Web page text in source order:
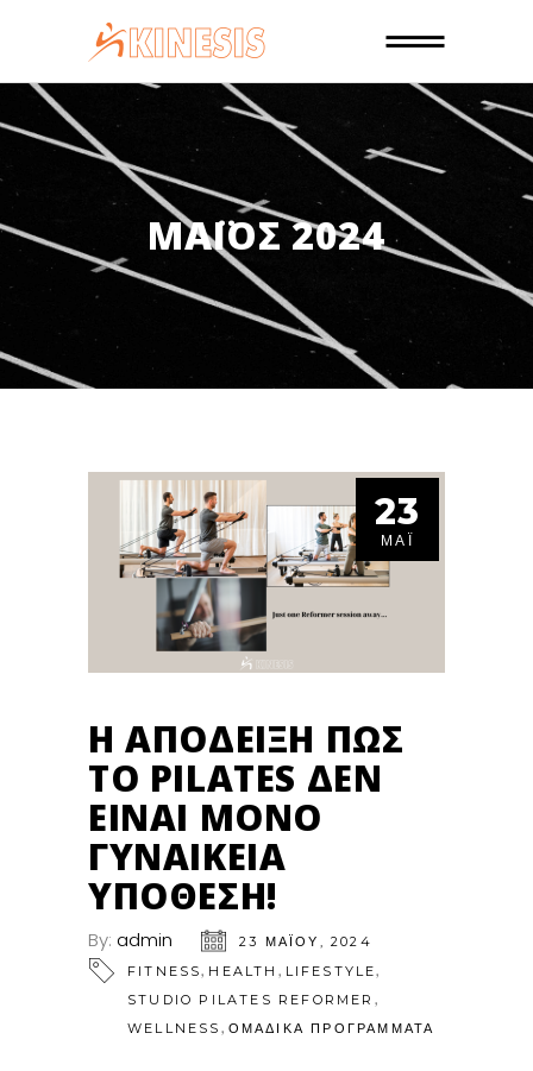
ΜΆΙΟΣ 2024
23
ΜΆΙ
Η ΑΠΟΔΕΙΞΗ ΠΩΣ
ΤΟ PILATES ΔΕΝ
ΕΙΝΑΙ ΜΟΝΟ
ΓΥΝΑΙΚΕΙΑ
ΥΠΟΘΕΣΗ!
By: admin
23 ΜΑΪ́ΟΥ, 2024
FITNESS, HEALTH , LIFESTYLE,
STUDIO PILATES REFORMER ,
WELLNESS , ΟΜΑΔΙΚΑ ΠΡΟΓΡΑΜΜΑΤΑ